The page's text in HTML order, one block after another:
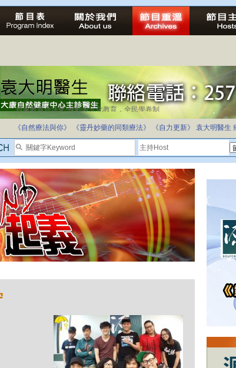
自家教育合法化-推動多元化教育，全民學卷制
《自然療法與你》 《靈丹妙藥的同類療法》 《自力更新》 袁大明醫生